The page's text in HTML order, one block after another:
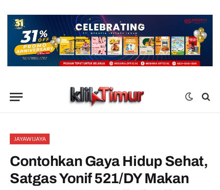
JAYAWIJAYA
Contohkan Gaya Hidup Sehat,
Satgas Yonif 521/DY Makan